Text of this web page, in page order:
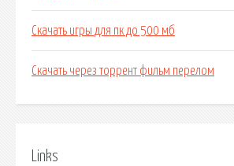
Скачать игры для пк до 500 мб
Скачать через торрент фильм перелом
Links